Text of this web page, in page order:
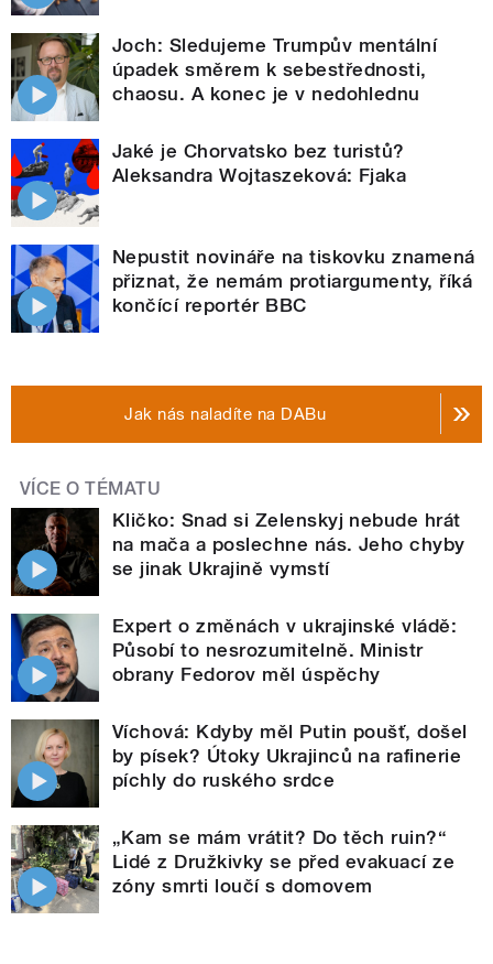
Joch: Sledujeme Trumpův mentální
úpadek směrem k sebestřednosti,
chaosu. A konec je v nedohlednu
Jaké je Chorvatsko bez turistů?
Aleksandra Wojtaszeková: Fjaka
Nepustit novináře na tiskovku znamená
přiznat, že nemám protiargumenty, říká
končící reportér BBC
Jak nás naladíte na DABu
VÍCE O TÉMATU
Kličko: Snad si Zelenskyj nebude hrát
na mača a poslechne nás. Jeho chyby
se jinak Ukrajině vymstí
Expert o změnách v ukrajinské vládě:
Působí to nesrozumitelně. Ministr
obrany Fedorov měl úspěchy
Víchová: Kdyby měl Putin poušť, došel
by písek? Útoky Ukrajinců na rafinerie
píchly do ruského srdce
„Kam se mám vrátit? Do těch ruin?“
Lidé z Družkivky se před evakuací ze
zóny smrti loučí s domovem